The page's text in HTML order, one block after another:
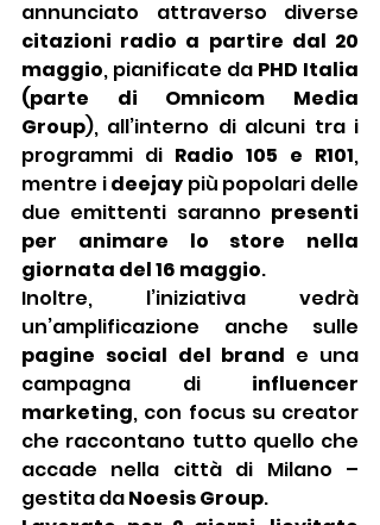
citazioni radio a partire dal 20
maggio, pianificate da PHD Italia
(parte di Omnicom Media
Group), all’interno di alcuni tra i
programmi di Radio 105 e R101,
mentre i deejay più popolari delle
due emittenti saranno presenti
per animare lo store nella
giornata del 16 maggio.
Inoltre, l’iniziativa vedrà
pagine social del brand e una
campagna di influencer
marketing, con focus su creator
che raccontano tutto quello che
accade nella città di Milano –
gestita da Noesis Group.